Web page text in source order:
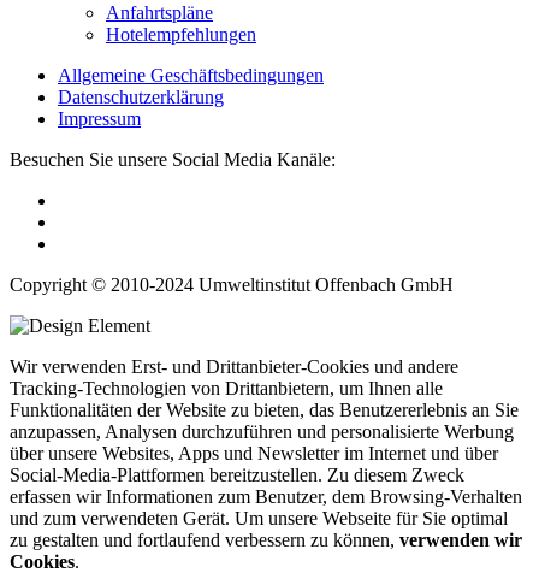
Anfahrtspläne
Hotelempfehlungen
Allgemeine Geschäftsbedingungen
Datenschutzerklärung
Impressum
Besuchen Sie unsere Social Media Kanäle:
Copyright © 2010-2024 Umweltinstitut Offenbach GmbH
Wir verwenden Erst- und Drittanbieter-Cookies und andere
Tracking-Technologien von Drittanbietern, um Ihnen alle
Funktionalitäten der Website zu bieten, das Benutzererlebnis an Sie
anzupassen, Analysen durchzuführen und personalisierte Werbung
über unsere Websites, Apps und Newsletter im Internet und über
Social-Media-Plattformen bereitzustellen. Zu diesem Zweck
erfassen wir Informationen zum Benutzer, dem Browsing-Verhalten
und zum verwendeten Gerät. Um unsere Webseite für Sie optimal
zu gestalten und fortlaufend verbessern zu können, verwenden wir
Cookies.